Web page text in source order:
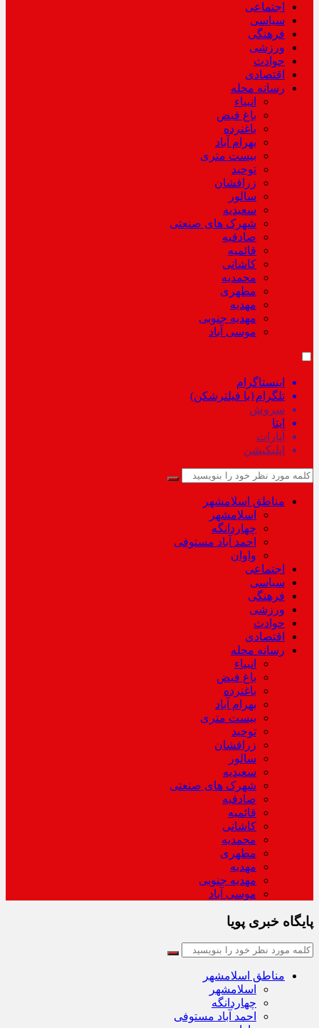
اجتماعی
سیاسی
فرهنگی
ورزشی
حوادث
اقتصادی
رسانه محله
انبیاء
باغ فیض
باغنرده
بهرام آباد
بیست متری
توحید
زرافشان
سالور
سعیدیه
شهرک های صنعتی
صادقیه
قائمیه
کاشانی
محمدیه
مطهری
مهدیه
مهدیه جنوبی
موسی آباد
اینستاگرام
تلگرام{با فیلترشکن)
سروش
ایتا
آپارات
اپلیکیشن
مناطق اسلامشهر
اسلامشهر
چهاردانگه
احمد آباد مستوفی
واوان
اجتماعی
سیاسی
فرهنگی
ورزشی
حوادث
اقتصادی
رسانه محله
انبیاء
باغ فیض
باغنرده
بهرام آباد
بیست متری
توحید
زرافشان
سالور
سعیدیه
شهرک های صنعتی
صادقیه
قائمیه
کاشانی
محمدیه
مطهری
مهدیه
مهدیه جنوبی
موسی آباد
پایگاه خبری پویا
مناطق اسلامشهر
اسلامشهر
چهاردانگه
احمد آباد مستوفی